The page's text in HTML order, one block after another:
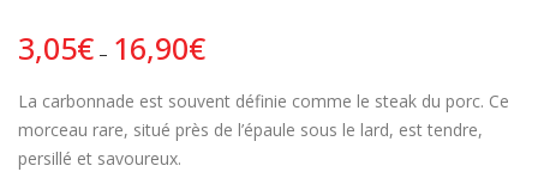
3,05€ – 16,90€
La carbonnade est souvent définie comme le steak du porc. Ce
morceau rare, situé près de l’épaule sous le lard, est tendre,
persillé et savoureux.